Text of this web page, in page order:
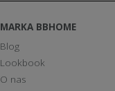
MARKA BBHOME
Blog
Lookbook
O nas